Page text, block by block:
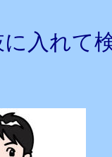
入れて